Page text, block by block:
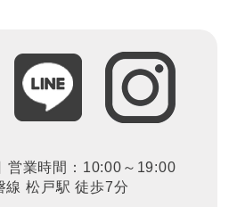
営業時間：10:00～19:00
線 松戸駅 徒歩7分